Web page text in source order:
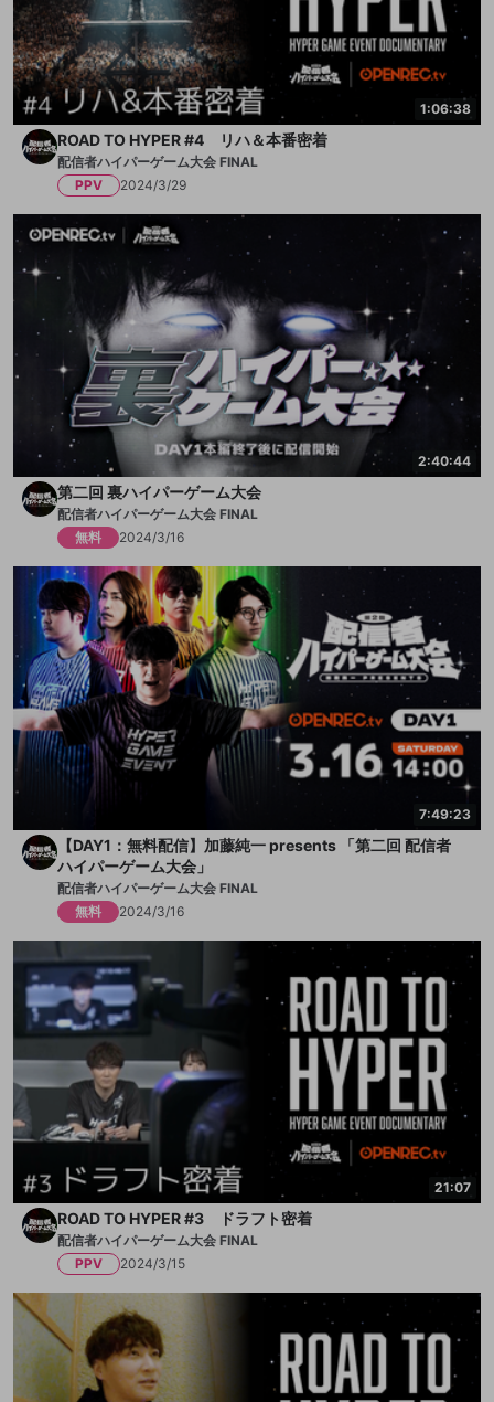
1:06:38
ROAD TO HYPER #4 リハ＆本番密着
配信者ハイパーゲーム大会 FINAL
PPV
2024/3/29
2:40:44
第二回 裏ハイパーゲーム大会
配信者ハイパーゲーム大会 FINAL
無料
2024/3/16
7:49:23
【DAY1：無料配信】加藤純一 presents 「第二回 配信者
ハイパーゲーム大会」
配信者ハイパーゲーム大会 FINAL
無料
2024/3/16
21:07
ROAD TO HYPER #3 ドラフト密着
配信者ハイパーゲーム大会 FINAL
PPV
2024/3/15